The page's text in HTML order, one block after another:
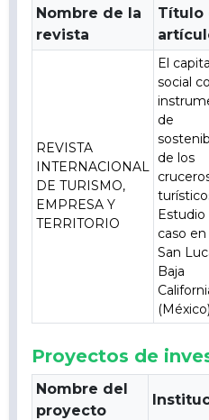
Nombre de la
revista
Título
REVISTA
INTERNACIONAL
DE TURISMO,
EMPRESA Y
TERRITORIO
El
social
de
de los
Estudio
caso en
San
Baja
(México)
Proyectos de
Nombre del
proyecto